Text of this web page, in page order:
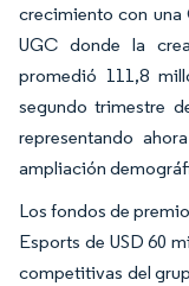
crecimiento con una
UGC donde la
promedió 111,8
segundo trimestre
representando
ampliación
Los fondos de
Esports de USD 60
competitivas del